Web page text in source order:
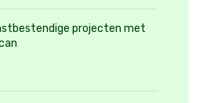
projecten met